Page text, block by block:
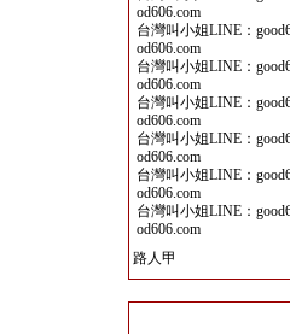
od606.com
台灣叫小姐LINE：
od606.com
台灣叫小姐LINE：
od606.com
台灣叫小姐LINE：
od606.com
台灣叫小姐LINE：
od606.com
台灣叫小姐LINE：
od606.com
台灣叫小姐LINE：
od606.com
路人甲